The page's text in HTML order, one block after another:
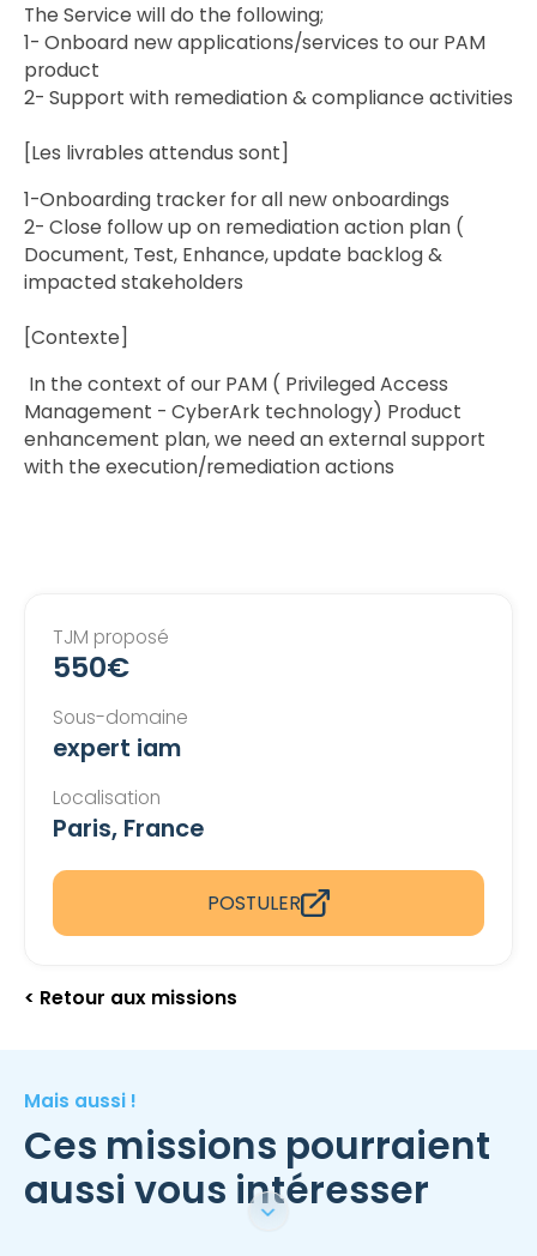
The Service will do the following;
1- Onboard new applications/services to our PAM
product
2- Support with remediation & compliance activities
[Les livrables attendus sont]
1-Onboarding tracker for all new onboardings
2- Close follow up on remediation action plan (
Document, Test, Enhance, update backlog &
impacted stakeholders
[Contexte]
In the context of our PAM ( Privileged Access
Management - CyberArk technology) Product
enhancement plan, we need an external support
with the execution/remediation actions
TJM proposé
550€
Sous-domaine
expert iam
Localisation
Paris, France
POSTULER
< Retour aux missions
Mais aussi !
Ces missions pourraient
aussi vous intéresser